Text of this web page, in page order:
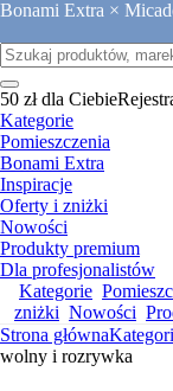
Bonami Extra ×
50 zł dla Ciebie
Kategorie
Pomieszczenia
Bonami Extra
Inspiracje
Oferty i zniżki
Nowości
Produkty premium
Dla profesjonalistów
Kategorie
zniżki Nowości
Strona główna
wolny i rozrywka